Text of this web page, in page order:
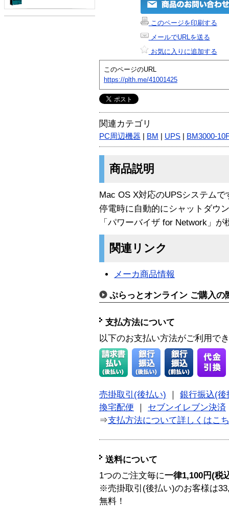
このページを印刷する
メールでURLを送る
お気に入りに追加する
このページのURL
https://plth.me/41001425
関連カテゴリ
PC周辺機器 BM UPS BM3000-
商品説明
Mac OS X対応のUPSシステム
停電時に自動的にシャットダウ
「パワーバイザ for Network」
関連リンク
メーカ商品情報
ぷらっとオンライン ご購入の
支払方法について
以下のお支払い方法がご利用で
売掛取引(後払い)
銀行振込(後
換宅配便
セブンイレブン決済
⇒支払方法について詳しくはこ
送料について
1つのご注文毎に一律1,100円(税
※売掛取引(後払い)のお客様は
無料！